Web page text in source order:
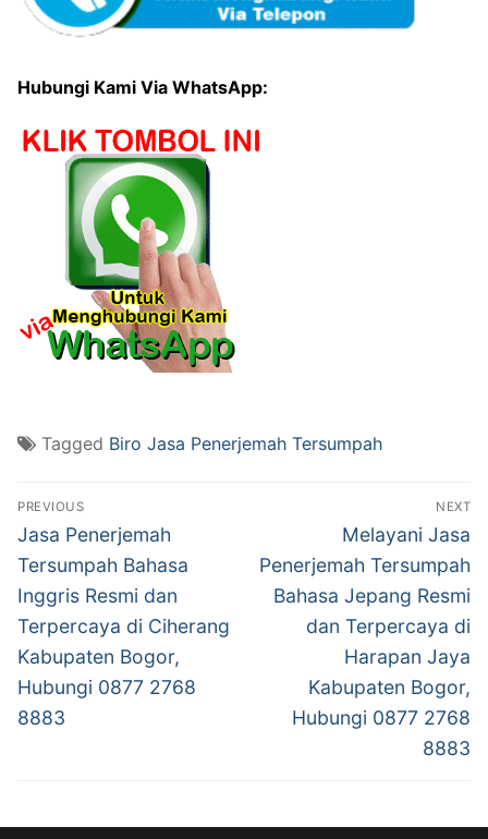
Hubungi Kami Via WhatsApp:
Tagged Biro Jasa Penerjemah Tersumpah
Post
navigation
PREVIOUS
Previous
post:
Jasa Penerjemah
Tersumpah Bahasa
Inggris Resmi dan
Terpercaya di Ciherang
Kabupaten Bogor,
Hubungi 0877 2768
8883
NEXT
Next
post:
Melayani Jasa
Penerjemah Tersumpah
Bahasa Jepang Resmi
dan Terpercaya di
Harapan Jaya
Kabupaten Bogor,
Hubungi 0877 2768
8883